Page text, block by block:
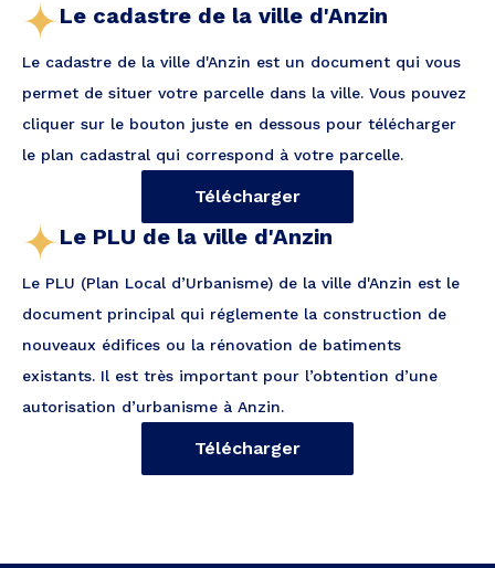
Le cadastre de la ville d'Anzin
Le cadastre de la ville d'Anzin est un document qui vous
permet de situer votre parcelle dans la ville. Vous pouvez
cliquer sur le bouton juste en dessous pour télécharger
le plan cadastral qui correspond à votre parcelle.
Télécharger
Le PLU de la ville d'Anzin
Le PLU (Plan Local d’Urbanisme) de la ville d'Anzin est le
document principal qui réglemente la construction de
nouveaux édifices ou la rénovation de batiments
existants. Il est très important pour l’obtention d’une
autorisation d’urbanisme à Anzin.
Télécharger